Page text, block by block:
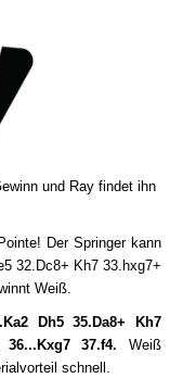
und Ray findet ihn
Der Springer kann
32.Dc8+ Kh7 33.hxg7+
Weiß.
Dh5 35.Da8+ Kh7
37.f4. Weiß
schnell.